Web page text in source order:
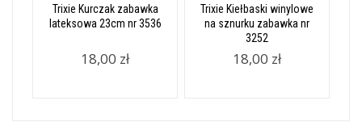
Trixie Kurczak zabawka
lateksowa 23cm nr 3536
18,00 zł
Trixie Kiełbaski winylowe
na sznurku zabawka nr
3252
18,00 zł